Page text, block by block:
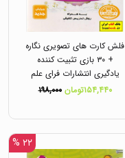
فلش کارت های تصویری نگاره
+ ۳۰ بازی تثبیت کننده
یادگیری انتشارات فرای علم
۱۵۴,۴۴۰تومان
۱۹۸,۰۰۰
۲۲ %